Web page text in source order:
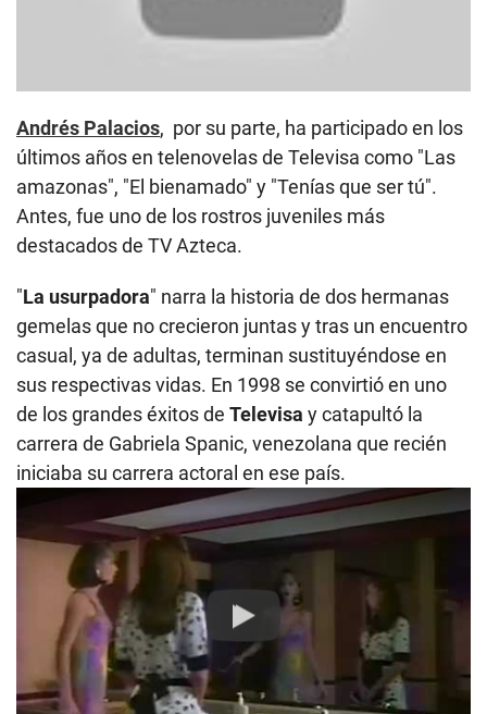
Andrés Palacios, por su parte, ha participado en los
últimos años en telenovelas de Televisa como "Las
amazonas", "El bienamado" y "Tenías que ser tú".
Antes, fue uno de los rostros juveniles más
destacados de TV Azteca.
"La usurpadora" narra la historia de dos hermanas
gemelas que no crecieron juntas y tras un encuentro
casual, ya de adultas, terminan sustituyéndose en
sus respectivas vidas. En 1998 se convirtió en uno
de los grandes éxitos de Televisa y catapultó la
carrera de Gabriela Spanic, venezolana que recién
iniciaba su carrera actoral en ese país.
Play